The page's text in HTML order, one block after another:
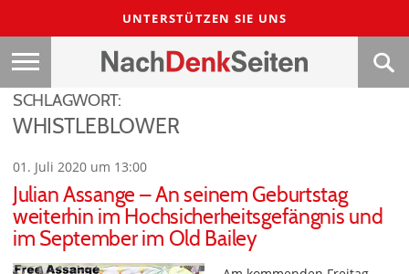
UNTERSTÜTZEN SIE UNS
SCHLAGWORT:
WHISTLEBLOWER
01. Juli 2020 um 13:00
Julian Assange – An seinem Geburtstag
weiterhin im Hochsicherheitsgefängnis und
im September im Old Bailey